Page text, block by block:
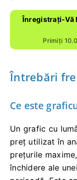
Ordin de piață
înseamnă că nu
pentru
baza celui mai
introducă doar
utilizatorul
pentru a vinde.
Înregistrați-Vă
Primiți